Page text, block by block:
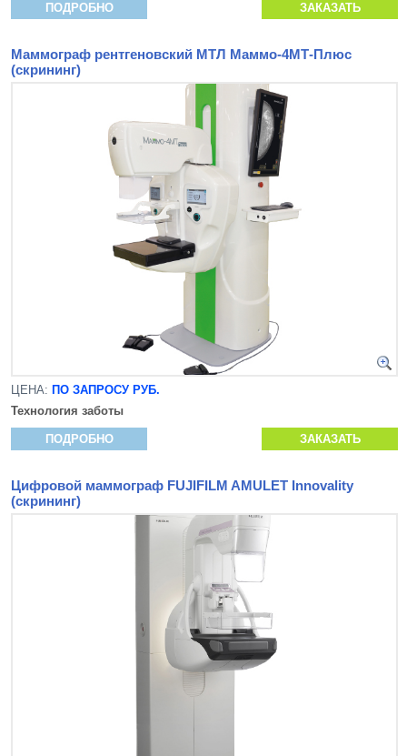
ПОДРОБНО ЗАКАЗАТЬ
Маммограф рентгеновский МТЛ Маммо-4МТ-Плюс
(скрининг)
ЦЕНА: ПО ЗАПРОСУ РУБ.
Технология заботы
ПОДРОБНО ЗАКАЗАТЬ
Цифровой маммограф FUJIFILM AMULET Innovality
(скрининг)